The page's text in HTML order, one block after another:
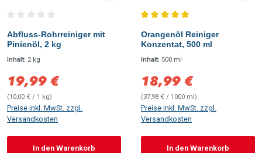
Abfluss-Rohrreiniger mit
Pinienöl, 2 kg
Inhalt: 2 kg
Verkaufspreis:
19,99 €
(10,00 € / 1 kg)
Preise inkl. MwSt. zzgl.
Versandkosten
In den Warenkorb
Orangenöl Reiniger
Konzentat, 500 ml
Inhalt: 500 ml
Verkaufspreis:
18,99 €
(37,98 € / 1000 ml)
Preise inkl. MwSt. zzgl.
Versandkosten
In den Warenkorb